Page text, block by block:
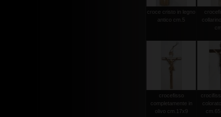
croce cristo in legno
antico cm.5
crocefisso
completamente in
olivo cm.17x9